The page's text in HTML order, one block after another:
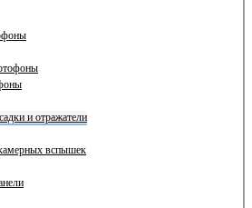
и отражатели
вспышек